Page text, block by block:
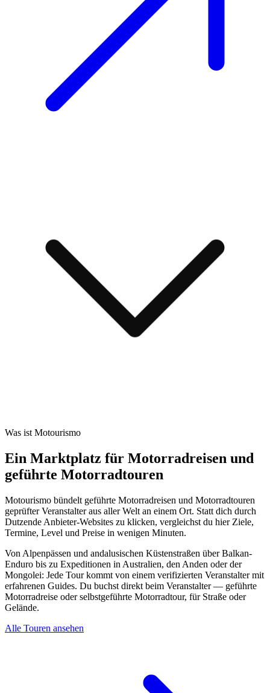
Was ist Motourismo
Ein Marktplatz für Motorradreisen und
geführte Motorradtouren
Motourismo bündelt geführte Motorradreisen und Motorradtouren
geprüfter Veranstalter aus aller Welt an einem Ort. Statt dich durch
Dutzende Anbieter-Websites zu klicken, vergleichst du hier Ziele,
Termine, Level und Preise in wenigen Minuten.
Von Alpenpässen und andalusischen Küstenstraßen über Balkan-
Enduro bis zu Expeditionen in Australien, den Anden oder der
Mongolei: Jede Tour kommt von einem verifizierten Veranstalter mit
erfahrenen Guides. Du buchst direkt beim Veranstalter — geführte
Motorradreise oder selbstgeführte Motorradtour, für Straße oder
Gelände.
Alle Touren ansehen